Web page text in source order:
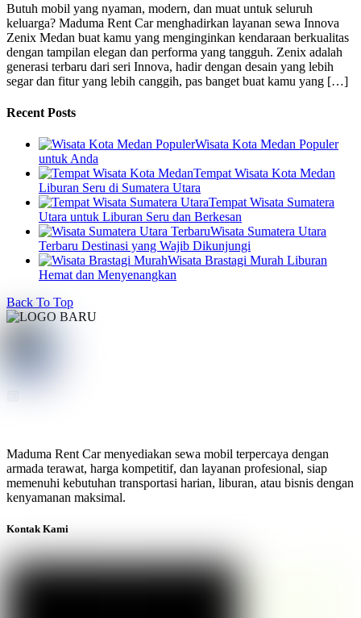
Butuh mobil yang nyaman, modern, dan muat untuk seluruh
keluarga? Maduma Rent Car menghadirkan layanan sewa Innova
Zenix Medan buat kamu yang menginginkan kendaraan berkualitas
dengan tampilan elegan dan performa yang tangguh. Zenix adalah
generasi terbaru dari seri Innova, hadir dengan desain yang lebih
segar dan fitur yang lebih canggih, pas banget buat kamu yang […]
Recent Posts
Wisata Kota Medan Populer
untuk Anda
Tempat Wisata Kota Medan
Liburan Seru di Sumatera Utara
Tempat Wisata Sumatera
Utara untuk Liburan Seru dan Berkesan
Wisata Sumatera Utara
Terbaru Destinasi yang Wajib Dikunjungi
Wisata Brastagi Murah Liburan
Hemat dan Menyenangkan
Back To Top
Maduma Rent Car menyediakan sewa mobil terpercaya dengan
armada terawat, harga kompetitif, dan layanan profesional, siap
memenuhi kebutuhan transportasi harian, liburan, atau bisnis dengan
kenyamanan maksimal.
Kontak Kami